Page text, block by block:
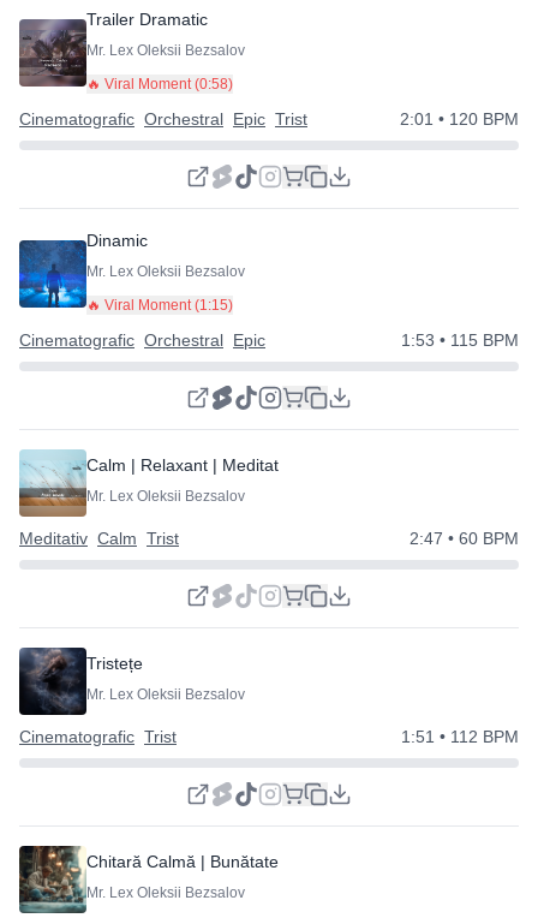
Trailer Dramatic
Mr. Lex Oleksii Bezsalov
🔥 Viral Moment (0:58)
Cinematografic Orchestral Epic Trist 2:01 • 120 BPM
Dinamic
Mr. Lex Oleksii Bezsalov
🔥 Viral Moment (1:15)
Cinematografic Orchestral Epic 1:53 • 115 BPM
Calm | Relaxant | Meditativ
Mr. Lex Oleksii Bezsalov
Meditativ Calm Trist 2:47 • 60 BPM
Tristețe
Mr. Lex Oleksii Bezsalov
Cinematografic Trist 1:51 • 112 BPM
Chitară Calmă | Bunătate | Album de Familie
Mr. Lex Oleksii Bezsalov